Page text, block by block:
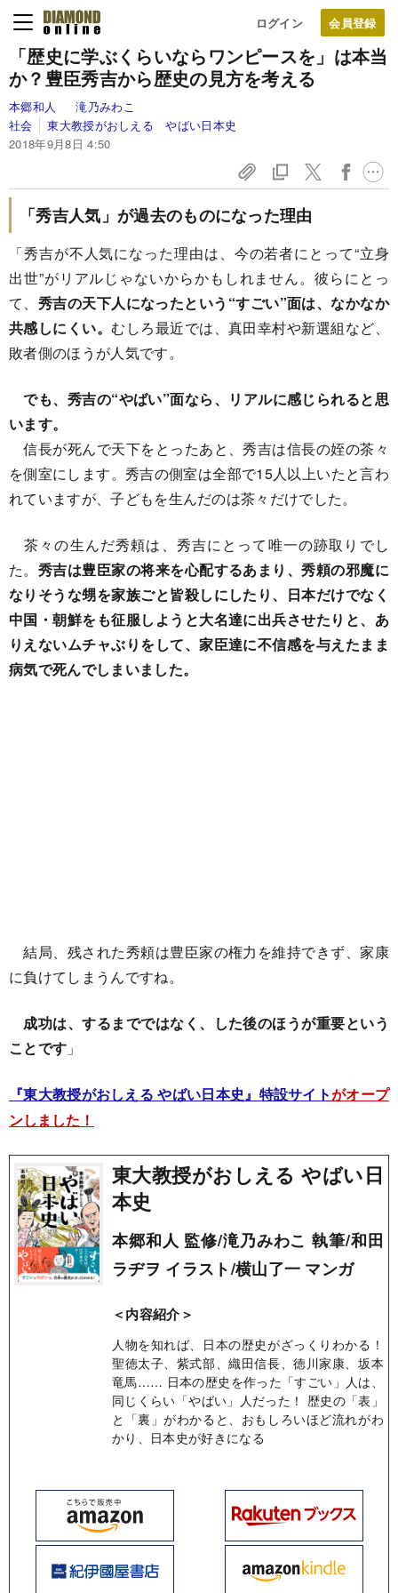
ログイン
「歴史に学ぶくらいならワンピースを」は本当
か？豊臣秀吉から歴史の見方を考える
本郷和人
滝乃みわこ
社会
東大教授がおしえる やばい日本史
2018年9月8日 4:50
「秀吉人気」が過去のものになった理由
「秀吉が不人気になった理由は、今の若者にとって“立身
出世”がリアルじゃないからかもしれません。彼らにとっ
て、 秀吉の天下人になったという“すごい”面は、なかなか
共感しにくい。むしろ最近では、真田幸村や新選組など、
敗者側のほうが人気です。
でも、秀吉の“やばい”面なら、リアルに感じられると思
います。
信長が死んで天下をとったあと、秀吉は信長の姪の茶々
を側室にします。秀吉の側室は全部で15人以上いたと言わ
れていますが、子どもを生んだのは茶々だけでした。
茶々の生んだ秀頼は、秀吉にとって唯一の跡取りでし
た。 秀吉は豊臣家の将来を心配するあまり、秀頼の邪魔に
なりそうな甥を家族ごと皆殺しにしたり、日本だけでなく
中国・朝鮮をも征服しようと大名達に出兵させたりと、あ
りえないムチャぶりをして、家臣達に不信感を与えたまま
病気で死んでしまいました。
結局、残された秀頼は豊臣家の権力を維持できず、家康
に負けてしまうんですね。
成功は、するまでではなく、した後のほうが重要という
ことです 」
『東大教授がおしえる やばい日本史』特設サイトがオープ
ンしました！
東大教授がおしえる やばい日
本史
本郷和人 監修/滝乃みわこ 執筆/和田
ラヂヲ イラスト/横山了一 マンガ
＜内容紹介＞
人物を知れば、日本の歴史がざっくりわかる！
聖徳太子、紫式部、織田信長、徳川家康、坂本
竜馬…… 日本の歴史を作った「すごい」人は、
同じくらい「やばい」人だった！ 歴史の「表」
と「裏」がわかると、おもしろいほど流れがわ
かり、日本史が好きになる